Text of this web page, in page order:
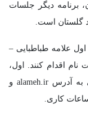
برنامه دیگر جلسات
گلستان است.
علامه طباطبایی –
اقدام کنند. اول،
مراجعه به سایت رسمی مجتمع علامه طباطبایی به آدرس alameh.ir و
کاری.